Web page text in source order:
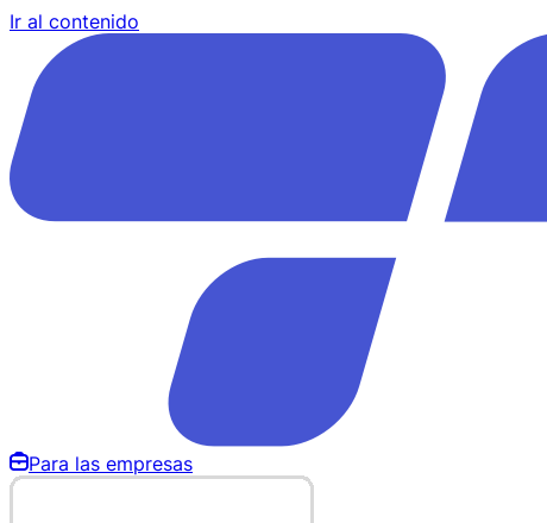
Ir al contenido
Para las empresas